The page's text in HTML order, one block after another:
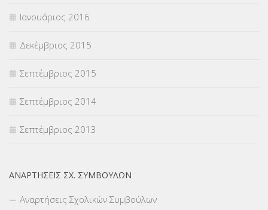
Ιανουάριος 2016
Δεκέμβριος 2015
Σεπτέμβριος 2015
Σεπτέμβριος 2014
Σεπτέμβριος 2013
ΑΝΑΡΤΉΣΕΙΣ ΣΧ. ΣΥΜΒΟΎΛΩΝ
Αναρτήσεις Σχολικών Συμβούλων